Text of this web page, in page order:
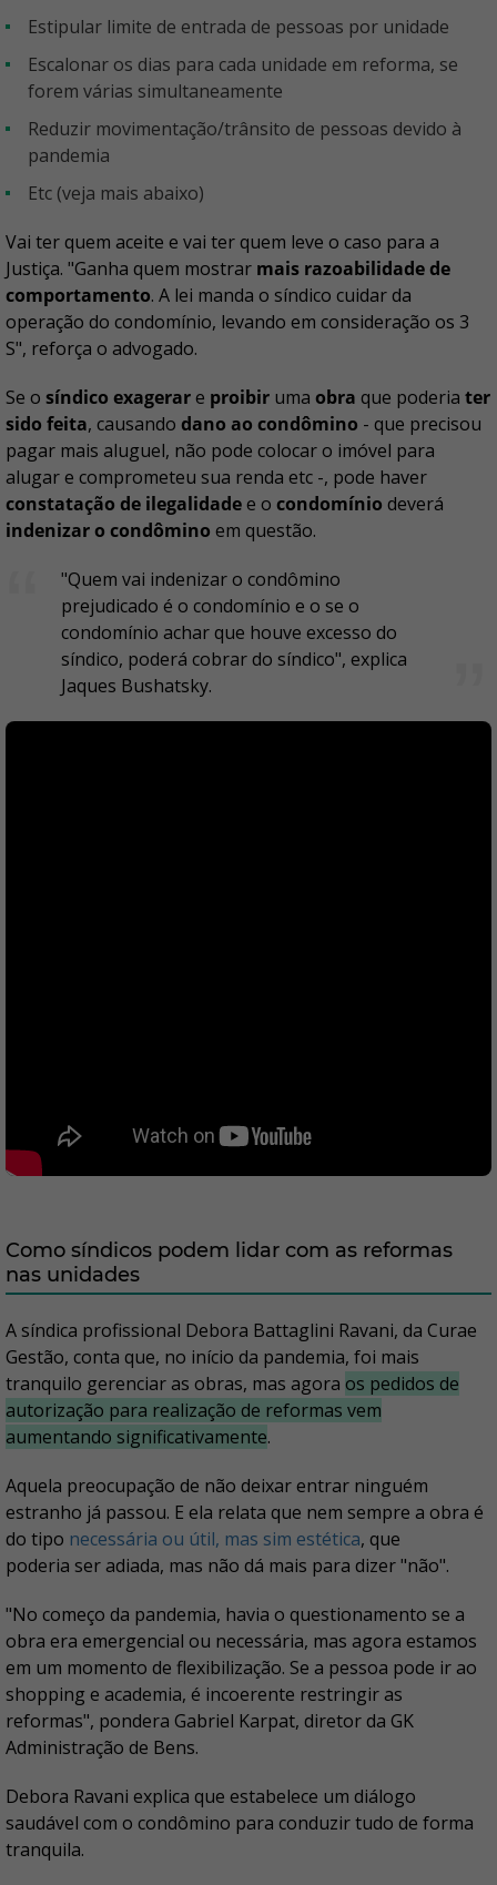
estipular limite de entrada de pessoas por unidade
escalonar os dias para cada unidade em reforma, se
forem várias simultaneamente
reduzir movimentação/trânsito de pessoas devido à
pandemia
etc (veja mais abaixo)
Vai ter quem aceite e vai ter quem leve o caso para a
Justiça. "Ganha quem mostrar mais razoabilidade de
comportamento. A lei manda o síndico cuidar da
operação do condomínio, levando em consideração os 3
S", reforça o advogado.
Se o síndico exagerare proibir uma obra que poderia ter
sido feita, causando dano ao condômino - que precisou
pagar mais aluguel, não pode colocar o imóvel para
alugar e comprometeu sua renda etc -, pode haver
constatação de ilegalidadee o condomínio deverá
indenizar o condômino em questão.
"Quem vai indenizar o condômino
prejudicado é o condomínio e o se o
condomínio achar que houve excesso do
síndico, poderá cobrar do síndico", explica
Jaques Bushatsky.
Como síndicos podem lidar com as reformas
nas unidades
A síndica profissional Debora Battaglini Ravani, da Curae
Gestão, conta que, no início da pandemia, foi mais
tranquilo gerenciar as obras, mas agora os pedidos de
autorização para realização de reformas vem
aumentando significativamente.
Aquela preocupação de não deixar entrar ninguém
estranho já passou. E ela relata que nem sempre a obra é
do tipo necessária ou útil, mas sim estética, que
poderia ser adiada, mas não dá mais para dizer "não".
"No começo da pandemia, havia o questionamento se a
obra era emergencial ou necessária, mas agora estamos
em um momento de flexibilização. Se a pessoa pode ir ao
shopping e academia, é incoerente restringir as
reformas", pondera Gabriel Karpat, diretor da GK
Administração de Bens.
Debora Ravani explica que estabelece um diálogo
saudável com o condômino para conduzir tudo de forma
tranquila.